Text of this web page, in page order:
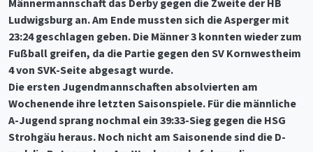
Männermannschaft das Derby gegen die Zweite der HB
Ludwigsburg an. Am Ende mussten sich die Asperger mit
23:24 geschlagen geben. Die Männer 3 konnten wieder zum
Fußball greifen, da die Partie gegen den SV Kornwestheim
4 von SVK-Seite abgesagt wurde.
Die ersten Jugendmannschaften absolvierten am
Wochenende ihre letzten Saisonspiele. Für die männliche
A-Jugend sprang nochmal ein 39:33-Sieg gegen die HSG
Strohgäu heraus. Noch nicht am Saisonende sind die D-